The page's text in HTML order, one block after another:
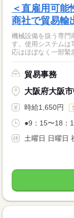
＜直雇用可
商社で貿易輸
機械設備を扱う専門
す。使用システムは
応はほぼなく一部緊
貿易事務
大阪府大阪
時給1,650円
●9：15〜18：
土曜日 日曜日